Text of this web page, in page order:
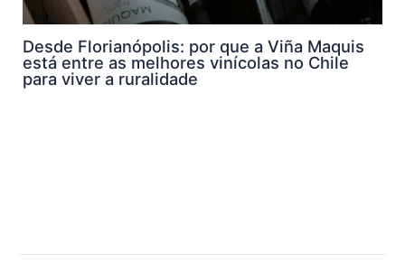
Desde Florianópolis: por que a Viña Maquis
está entre as melhores vinícolas no Chile
para viver a ruralidade